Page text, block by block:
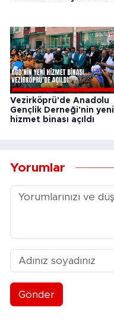
Vezirköprü'de Anadolu
Gençlik Derneği'nin yeni
hizmet binası açıldı
Yorumlar
Gönder